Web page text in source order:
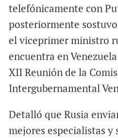
telefónicamente con
posteriormente
el viceprimer ministro
encuentra en
XII Reunión de la
Intergubernamental
Detalló que Rusia
mejores especialistas y